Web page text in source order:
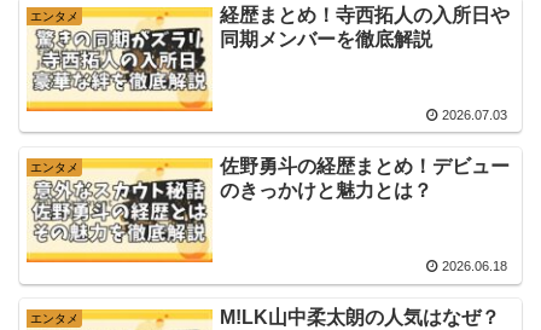
エンタメ
経歴まとめ！寺西拓人の入所日や
同期メンバーを徹底解説
2026.07.03
エンタメ
佐野勇斗の経歴まとめ！デビュー
のきっかけと魅力とは？
2026.06.18
エンタメ
M!LK山中柔太朗の人気はなぜ？